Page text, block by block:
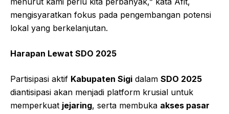
mengisyaratkan fokus pada pengembangan potensi
lokal yang berkelanjutan.
Harapan Lewat SDO 2025
Partisipasi aktif Kabupaten Sigi dalam SDO 2025
diantisipasi akan menjadi platform krusial untuk
memperkuat jejaring, serta membuka akses pasar